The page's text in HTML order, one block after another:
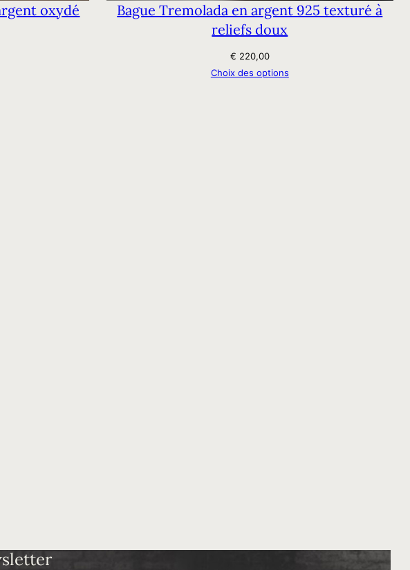
oxydé
Bague Tremolada en argent 925 texturé à
reliefs doux
€ 220,00
Choix des options